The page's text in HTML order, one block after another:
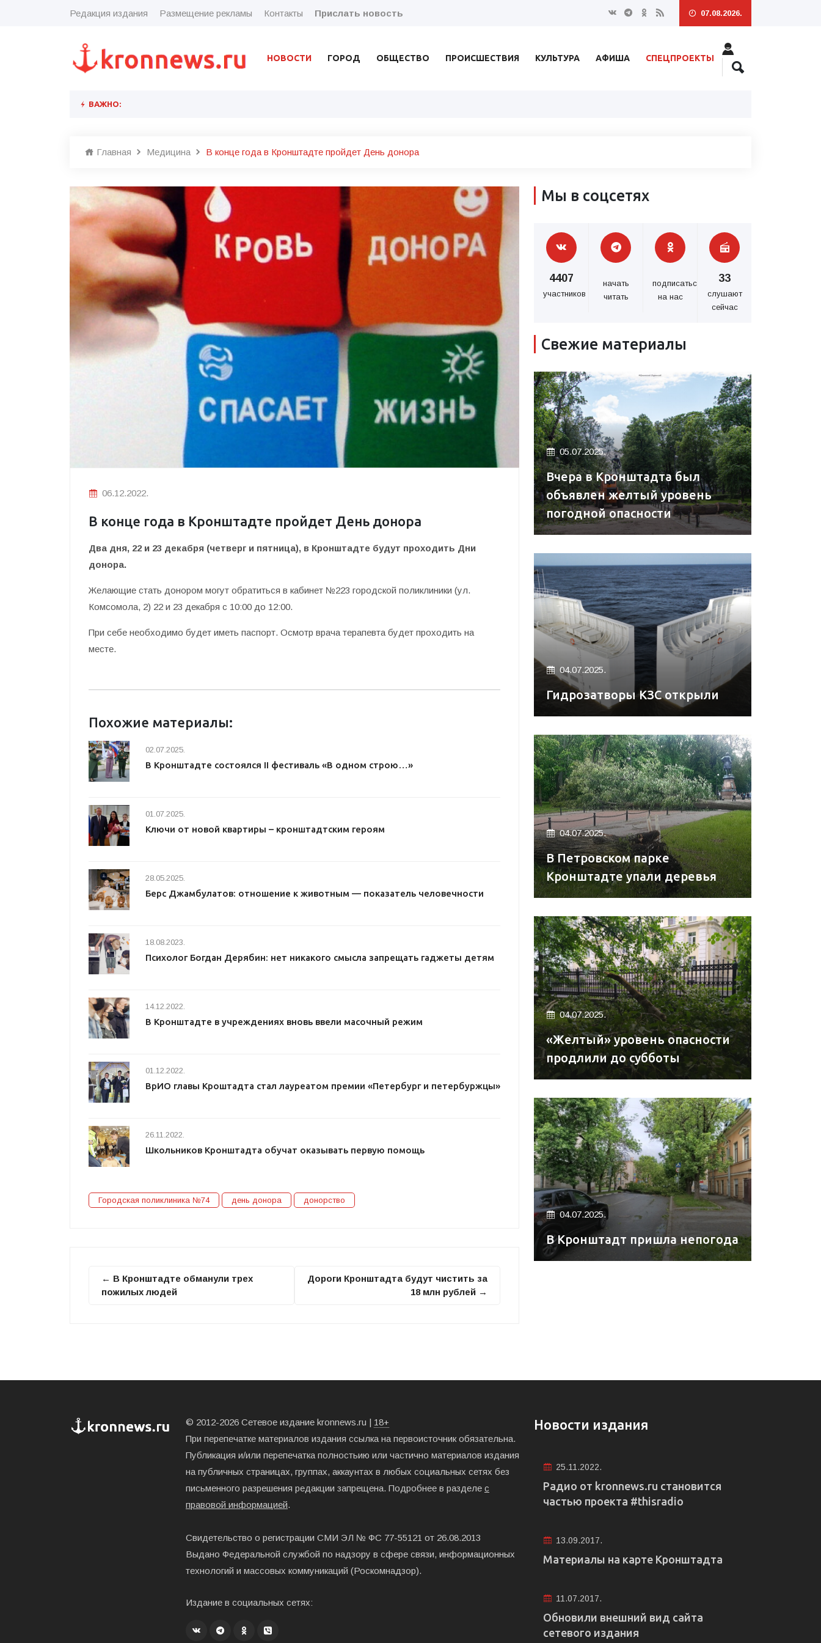
Редакция издания Размещение рекламы Контакты Прислать новость 07.08.2026.
НОВОСТИ ГОРОД ОБЩЕСТВО ПРОИСШЕСТВИЯ КУЛЬТУРА АФИША СПЕЦПРОЕКТЫ
ВАЖНО:
Главная Медицина В конце года в Кронштадте пройдет День донора
06.12.2022.
В конце года в Кронштадте пройдет День донора
Два дня, 22 и 23 декабря (четверг и пятница), в Кронштадте будут проходить Дни
донора.
Желающие стать донором могут обратиться в кабинет №223 городской поликлиники (ул.
Комсомола, 2) 22 и 23 декабря с 10:00 до 12:00.
При себе необходимо будет иметь паспорт. Осмотр врача терапевта будет проходить на
месте.
Похожие материалы:
02.07.2025.
В Кронштадте состоялся II фестиваль «В одном строю…»
01.07.2025.
Ключи от новой квартиры – кронштадтским героям
28.05.2025.
Берс Джамбулатов: отношение к животным — показатель человечности
18.08.2023.
Психолог Богдан Дерябин: нет никакого смысла запрещать гаджеты детям
14.12.2022.
В Кронштадте в учреждениях вновь ввели масочный режим
01.12.2022.
ВрИО главы Кроштадта стал лауреатом премии «Петербург и петербуржцы»
26.11.2022.
Школьников Кронштадта обучат оказывать первую помощь
Городская поликлиника №74 день донора донорство
← В Кронштадте обманули трех
пожилых людей
Дороги Кронштадта будут чистить за
18 млн рублей →
Мы в соцсетях
4407
участников
начать
читать
подписаться
на нас
33
слушают
сейчас
Свежие материалы
05.07.2025.
Вчера в Кронштадта был
объявлен желтый уровень
погодной опасности
04.07.2025.
Гидрозатворы КЗС открыли
04.07.2025.
В Петровском парке
Кронштадте упали деревья
04.07.2025.
«Желтый» уровень опасности
продлили до субботы
04.07.2025.
В Кронштадт пришла непогода
© 2012-2026 Сетевое издание kronnews.ru | 18+
При перепечатке материалов издания ссылка на первоисточник обязательна.
Публикация и/или перепечатка полностьию или частично материалов издания
на публичных страницах, группах, аккаунтах в любых социальных сетях без
письменного разрешения редакции запрещена. Подробнее в разделе с
правовой информацией.
Свидетельство о регистрации СМИ ЭЛ № ФС 77-55121 от 26.08.2013
Выдано Федеральной службой по надзору в сфере связи, информационных
технологий и массовых коммуникаций (Роскомнадзор).
Издание в социальных сетях:
Новости издания
25.11.2022.
Радио от kronnews.ru становится
частью проекта #thisradio
13.09.2017.
Материалы на карте Кронштадта
11.07.2017.
Обновили внешний вид сайта
сетевого издания